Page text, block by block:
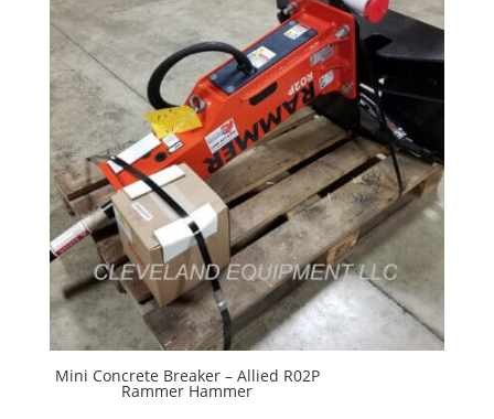
Mini Concrete Breaker – Allied R02P
Rammer Hammer